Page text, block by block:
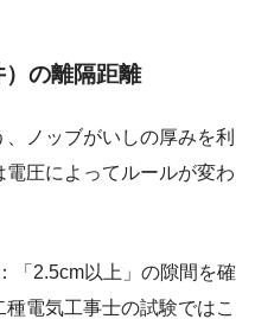
の離隔距離
ノッブがいしの厚みを利
圧によってルールが変わ
「2.5cm以上」の隙間を確
電気工事士の試験ではこ